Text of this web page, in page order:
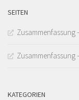
SEITEN
Zusammenfassung
Zusammenfassung
KATEGORIEN